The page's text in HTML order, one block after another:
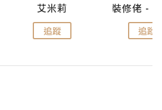
艾米莉
追蹤 追蹤